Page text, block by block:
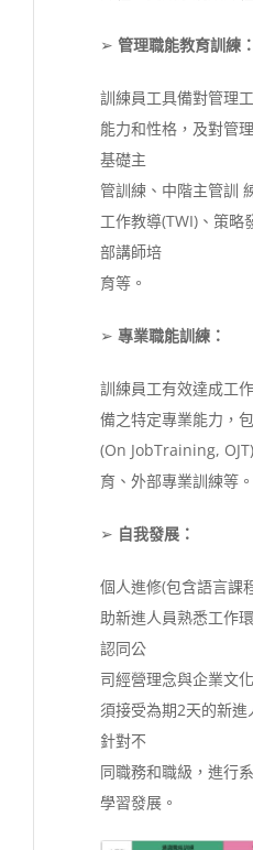
➢ 管理職能教育訓練：
訓練員工具備對管理
能力和性格，及對管
基礎主
管訓練、中階主管訓
工作教導(TWI)、策略
部講師培
育等。
➢ 專業職能訓練：
訓練員工有效達成工
備之特定專業能力，
(On JobTraining,
育、外部專業訓練等。
➢ 自我發展：
個人進修(包含語言課
助新進人員熟悉工作
認同公
司經營理念與企業文
須接受為期2天的新進
針對不
同職務和職級，進行
學習發展。